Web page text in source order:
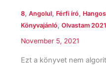
8, Angolul, Férfi író,
Könyvajánló, Olvastam
November 5, 2021
Ezt a könyvet nem